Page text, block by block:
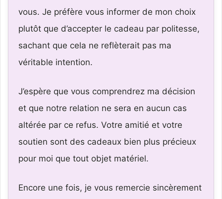
vous. Je préfère vous informer de mon choix
plutôt que d’accepter le cadeau par politesse,
sachant que cela ne reflèterait pas ma
véritable intention.
J’espère que vous comprendrez ma décision
et que notre relation ne sera en aucun cas
altérée par ce refus. Votre amitié et votre
soutien sont des cadeaux bien plus précieux
pour moi que tout objet matériel.
Encore une fois, je vous remercie sincèrement